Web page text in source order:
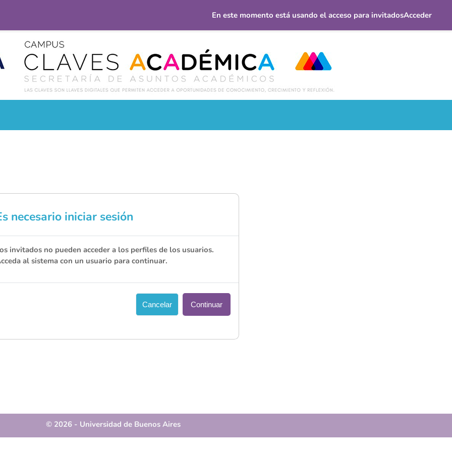
En este momento está usando el acceso para invitadosAcceder
necesario iniciar sesión
invitados no pueden acceder a los perfiles de los usuarios.
al sistema con un usuario para continuar.
Cancelar Continuar
© 2026 - Universidad de Buenos Aires